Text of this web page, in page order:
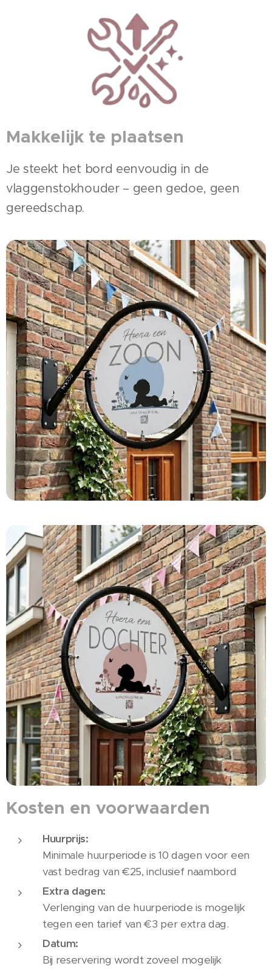
Makkelijk te plaatsen
Je steekt het bord eenvoudig in de
vlaggenstokhouder – geen gedoe, geen
gereedschap.
Kosten en voorwaarden
Huurprijs:
Minimale huurperiode is 10 dagen voor een
vast bedrag van €25, inclusief naambord
Extra dagen:
Verlenging van de huurperiode is mogelijk
tegen een tarief van €3 per extra dag.
Datum:
Bij reservering wordt zoveel mogelijk